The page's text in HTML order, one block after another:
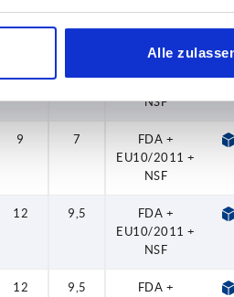
Alle
EU10/2011 +
NSF
NSF
9 7
FDA +
EU10/2011 +
NSF
12 9,5
FDA +
EU10/2011 +
NSF
12 9,5
FDA +